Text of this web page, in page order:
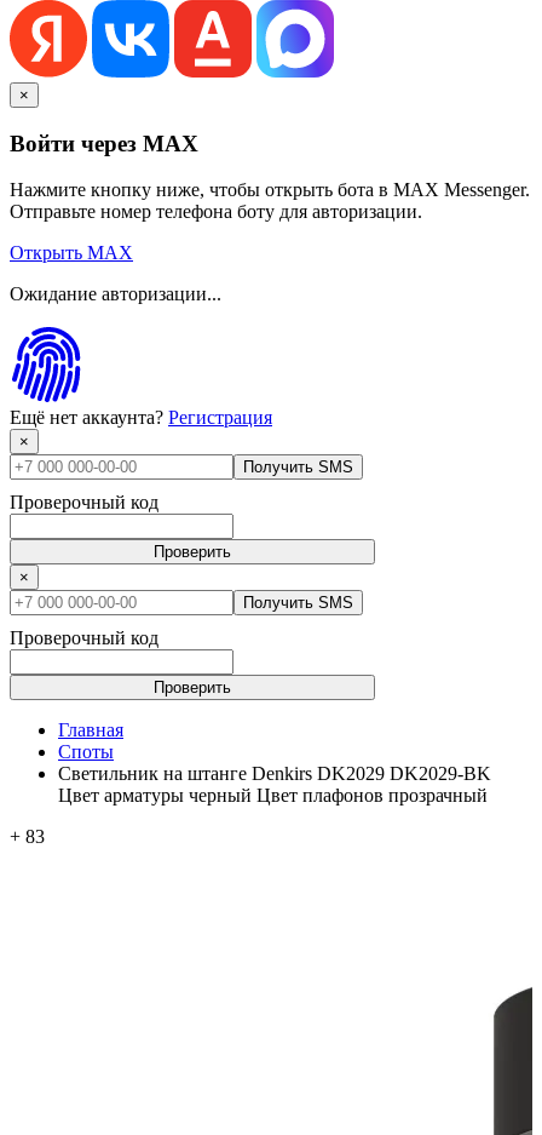
×
Войти через MAX
Нажмите кнопку ниже, чтобы открыть бота в MAX Messenger.
Отправьте номер телефона боту для авторизации.
Открыть MAX
Ожидание авторизации...
Ещё нет аккаунта? Регистрация
×
Получить SMS
Проверочный код
Проверить
×
Получить SMS
Проверочный код
Проверить
Главная
Споты
Светильник на штанге Denkirs DK2029 DK2029-BK
Цвет арматуры черный Цвет плафонов прозрачный
+ 83